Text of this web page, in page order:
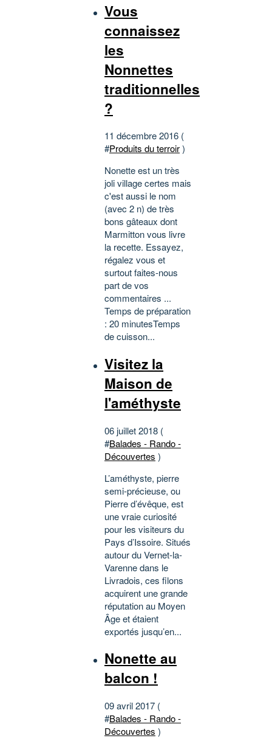
Vous
connaissez
les
Nonnettes
traditionnelles
?
11 décembre 2016 (
#Produits du terroir)
Nonette est un très
joli village certes mais
c'est aussi le nom
(avec 2 n) de très
bons gâteaux dont
Marmitton vous livre
la recette. Essayez,
régalez vous et
surtout faites-nous
part de vos
commentaires ...
Temps de préparation
: 20 minutesTemps
de cuisson...
Visitez la
Maison de
l'améthyste
06 juillet 2018 (
#Balades - Rando -
Découvertes )
L’améthyste, pierre
semi-précieuse, ou
Pierre d’évêque, est
une vraie curiosité
pour les visiteurs du
Pays d’Issoire. Situés
autour du Vernet-la-
Varenne dans le
Livradois, ces filons
acquirent une grande
réputation au Moyen
Âge et étaient
exportés jusqu’en...
Nonette au
balcon !
09 avril 2017 (
#Balades - Rando -
Découvertes )